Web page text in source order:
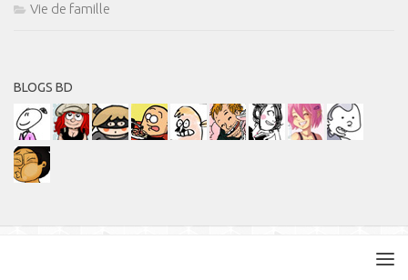
Vie de famille
BLOGS BD